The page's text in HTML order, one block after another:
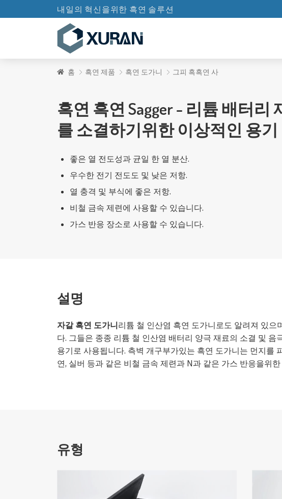
내일의 혁신을위한 흑연 솔루션
홈 흑연 제품 흑연 도가니 그피 흑흑연 사
흑연 흑연 Sagger - 리튬 배터리
를 소결하기위한 이상적인 용기
좋은 열 전도성과 균일 한 열 분산.
우수한 전기 전도도 및 낮은 저항.
열 충격 및 부식에 좋은 저항.
비철 금속 제련에 사용할 수 있습니다.
가스 반응 장소로 사용할 수 있습니다.
설명
자갈 흑연 도가니리튬 철 인산염 흑연 도가니로도 알려져 있
다. 그들은 종종 리튬 철 인산염 배터리 양극 재료의 소결 및
용기로 사용됩니다. 측벽 개구부가있는 흑연 도가니는 먼지를
연, 실버 등과 같은 비철 금속 제련과 N과 같은 가스 반응을위
유형